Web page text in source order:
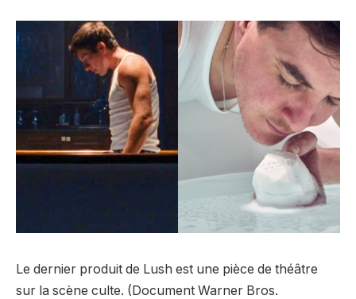
Le dernier produit de Lush est une pièce de théâtre
sur la scène culte. (Document Warner Bros.